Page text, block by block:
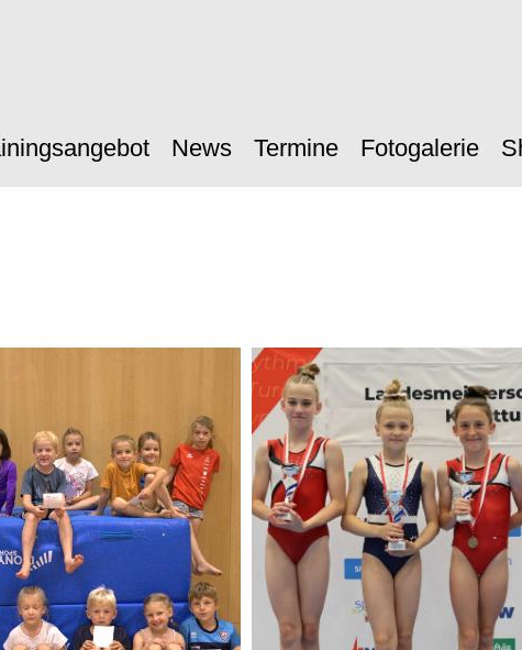
News Termine Fotogalerie